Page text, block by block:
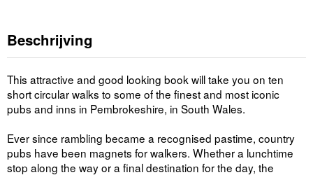
Beschrijving
This attractive and good looking book will take you on ten
short circular walks to some of the finest and most iconic
pubs and inns in Pembrokeshire, in South Wales.
Ever since rambling became a recognised pastime, country
pubs have been magnets for walkers. Whether a lunchtime
stop along the way or a final destination for the day, the